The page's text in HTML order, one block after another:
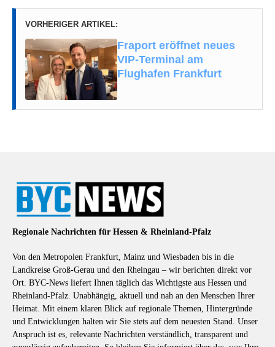
VORHERIGER ARTIKEL:
Fraport eröffnet neues
VIP-Terminal am
Flughafen Frankfurt
Regionale Nachrichten für Hessen & Rheinland-Pfalz
Von den Metropolen Frankfurt, Mainz und Wiesbaden bis in die
Landkreise Groß-Gerau und den Rheingau – wir berichten direkt vor
Ort. BYC-News liefert Ihnen täglich das Wichtigste aus Hessen und
Rheinland-Pfalz. Unabhängig, aktuell und nah an den Menschen Ihrer
Heimat. Mit einem klaren Blick auf regionale Themen, Hintergründe
und Entwicklungen halten wir Sie stets auf dem neuesten Stand. Unser
Anspruch ist es, relevante Nachrichten verständlich, transparent und